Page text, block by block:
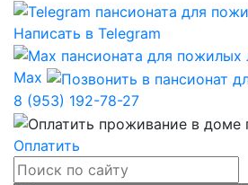
Написать в Telegram
Max
8 (953) 192-78-27
Оплатить